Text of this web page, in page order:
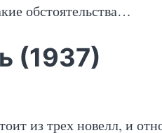
обстоятельства…
(1937)
из трех новелл, и